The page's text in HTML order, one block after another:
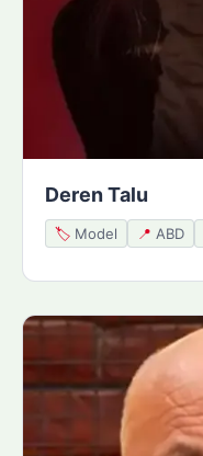
Deren Talu
🏷️ Model 📍 ABD